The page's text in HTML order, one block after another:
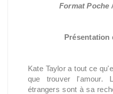
Format Poche
Présentation
Kate Taylor a tout ce
que trouver l'amour.
étrangers sont à sa